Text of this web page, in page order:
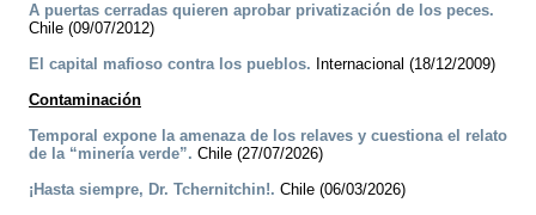
A puertas cerradas quieren aprobar privatización de los peces.
Chile (09/07/2012)
El capital mafioso contra los pueblos. Internacional (18/12/2009)
Contaminación
Temporal expone la amenaza de los relaves y cuestiona el relato
de la “minería verde”. Chile (27/07/2026)
¡Hasta siempre, Dr. Tchernitchin!. Chile (06/03/2026)